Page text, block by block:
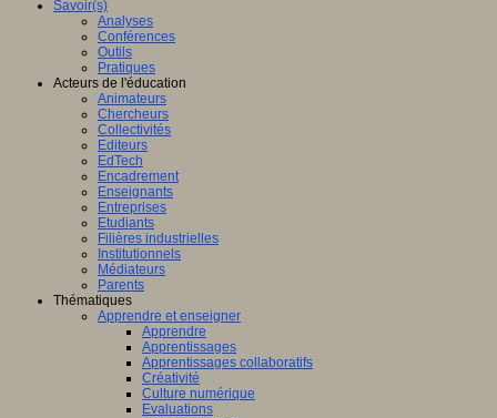
Savoir(s)
Analyses
Conférences
Outils
Pratiques
Acteurs de l'éducation
Animateurs
Chercheurs
Collectivités
Editeurs
EdTech
Encadrement
Enseignants
Entreprises
Etudiants
Filières industrielles
Institutionnels
Médiateurs
Parents
Thématiques
Apprendre et enseigner
Apprendre
Apprentissages
Apprentissages collaboratifs
Créativité
Culture numérique
Evaluations